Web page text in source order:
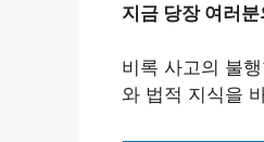
지금 당장 여러
비록 사고의 불
와 법적 지식을